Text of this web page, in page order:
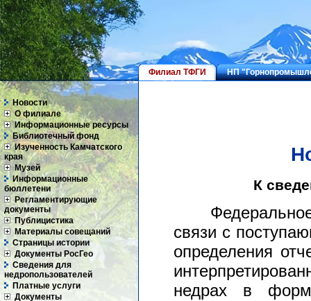
Филиал ТФГИ НП
Новости
О филиале
Информационные ресурсы
Библиотечный фонд
Изученность Камчатского
края
Музей
Информационные
бюллетени
Регламентирующие
документы
Публицистика
Материалы совещаний
Страницы истории
Документы РосГео
Сведения для
недропользователей
Платные услуги
Документы
К
Федеральное
связи с
определения
недрах в